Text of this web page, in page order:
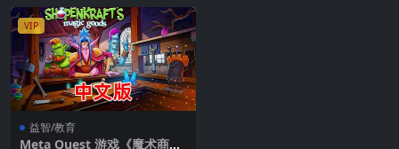
VIP
益智/教育
Meta Quest 游戏《魔术商品